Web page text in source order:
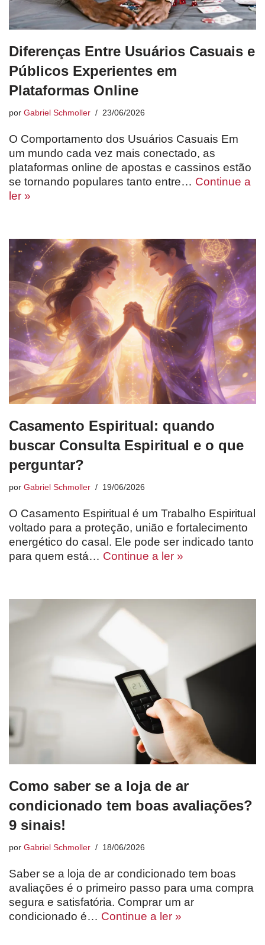
Diferenças Entre Usuários Casuais e
Públicos Experientes em
Plataformas Online
por Gabriel Schmoller 23/06/2026
O Comportamento dos Usuários Casuais Em
um mundo cada vez mais conectado, as
plataformas online de apostas e cassinos estão
se tornando populares tanto entre… Continue a
ler »
Casamento Espiritual: quando
buscar Consulta Espiritual e o que
perguntar?
por Gabriel Schmoller 19/06/2026
O Casamento Espiritual é um Trabalho Espiritual
voltado para a proteção, união e fortalecimento
energético do casal. Ele pode ser indicado tanto
para quem está… Continue a ler »
Como saber se a loja de ar
condicionado tem boas avaliações?
9 sinais!
por Gabriel Schmoller 18/06/2026
Saber se a loja de ar condicionado tem boas
avaliações é o primeiro passo para uma compra
segura e satisfatória. Comprar um ar
condicionado é… Continue a ler »